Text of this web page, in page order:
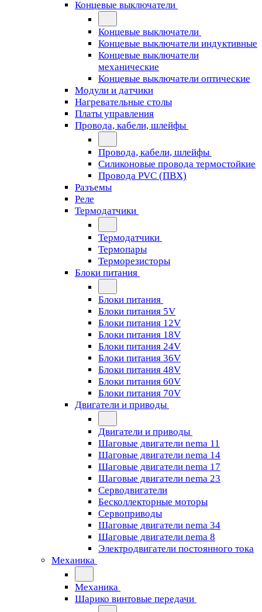
Концевые выключатели
Концевые выключатели
Концевые выключатели индуктивные
Концевые выключатели
механические
Концевые выключатели оптические
Модули и датчики
Нагревательные столы
Платы управления
Провода, кабели, шлейфы
Провода, кабели, шлейфы
Силиконовые провода термостойкие
Провода PVC (ПВХ)
Разъемы
Реле
Термодатчики
Термодатчики
Термопары
Терморезисторы
Блоки питания
Блоки питания
Блоки питания 5V
Блоки питания 12V
Блоки питания 18V
Блоки питания 24V
Блоки питания 36V
Блоки питания 48V
Блоки питания 60V
Блоки питания 70V
Двигатели и приводы
Двигатели и приводы
Шаговые двигатели nema 11
Шаговые двигатели nema 14
Шаговые двигатели nema 17
Шаговые двигатели nema 23
Cерводвигатели
Бесколлекторные моторы
Сервоприводы
Шаговые двигатели nema 34
Шаговые двигатели nema 8
Электродвигатели постоянного тока
Механика
Механика
Шарико винтовые передачи